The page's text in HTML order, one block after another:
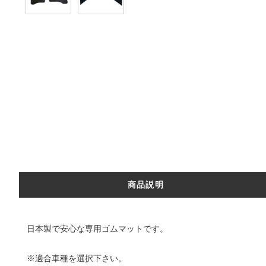
商品説明
日本製で安心な専用ゴムマットです。
※適合車種を選択下さい。